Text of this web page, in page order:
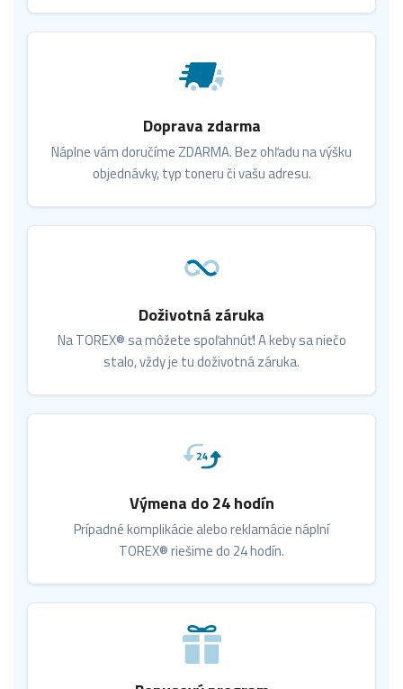
Doprava zdarma
Náplne vám doručíme ZDARMA. Bez ohľadu na výšku
objednávky, typ toneru či vašu adresu.
Doživotná záruka
Na TOREX® sa môžete spoľahnúť! A keby sa niečo
stalo, vždy je tu doživotná záruka.
Výmena do 24 hodín
Prípadné komplikácie alebo reklamácie náplní
TOREX® riešime do 24 hodín.